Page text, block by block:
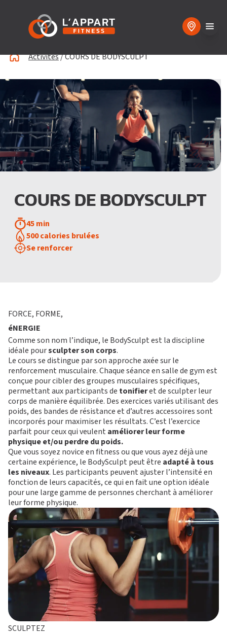
Activités/COURS DE BODYSCULPT
COURS DE BODYSCULPT
45 min
500 calories brulées
Se renforcer
FORCE, FORME,
éNERGIE
Comme son nom l’indique, le BodySculpt est la discipline
idéale poursculpter son corps.
Le cours se distingue par son approche axée sur le
renforcement musculaire. Chaque séance ensalle de gymest
conçue pour cibler des groupes musculaires spécifiques,
permettant aux participants de tonifieret de sculpter leur
corps de manière équilibrée. Des exercices variés utilisant des
poids, des bandes de résistance et d’autres accessoires sont
incorporés pour maximiser les résultats. C’est l’exercice
parfait pour ceux qui veulent améliorer leur forme
physique et/ou perdre du poids.
Que vous soyez novice en fitness ou que vous ayez déjà une
certaine expérience, le BodySculpt peut être adapté à tous
les niveaux. Les participants peuvent ajuster l’intensité en
fonction de leurs capacités, ce qui en fait une option idéale
pour une large gamme de personnes cherchant à améliorer
leur forme physique.
SCULPTEZ